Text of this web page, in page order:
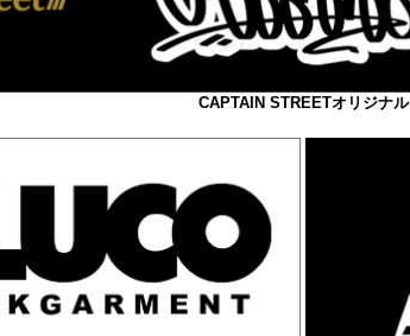
CAPTAIN STREETオリジナル